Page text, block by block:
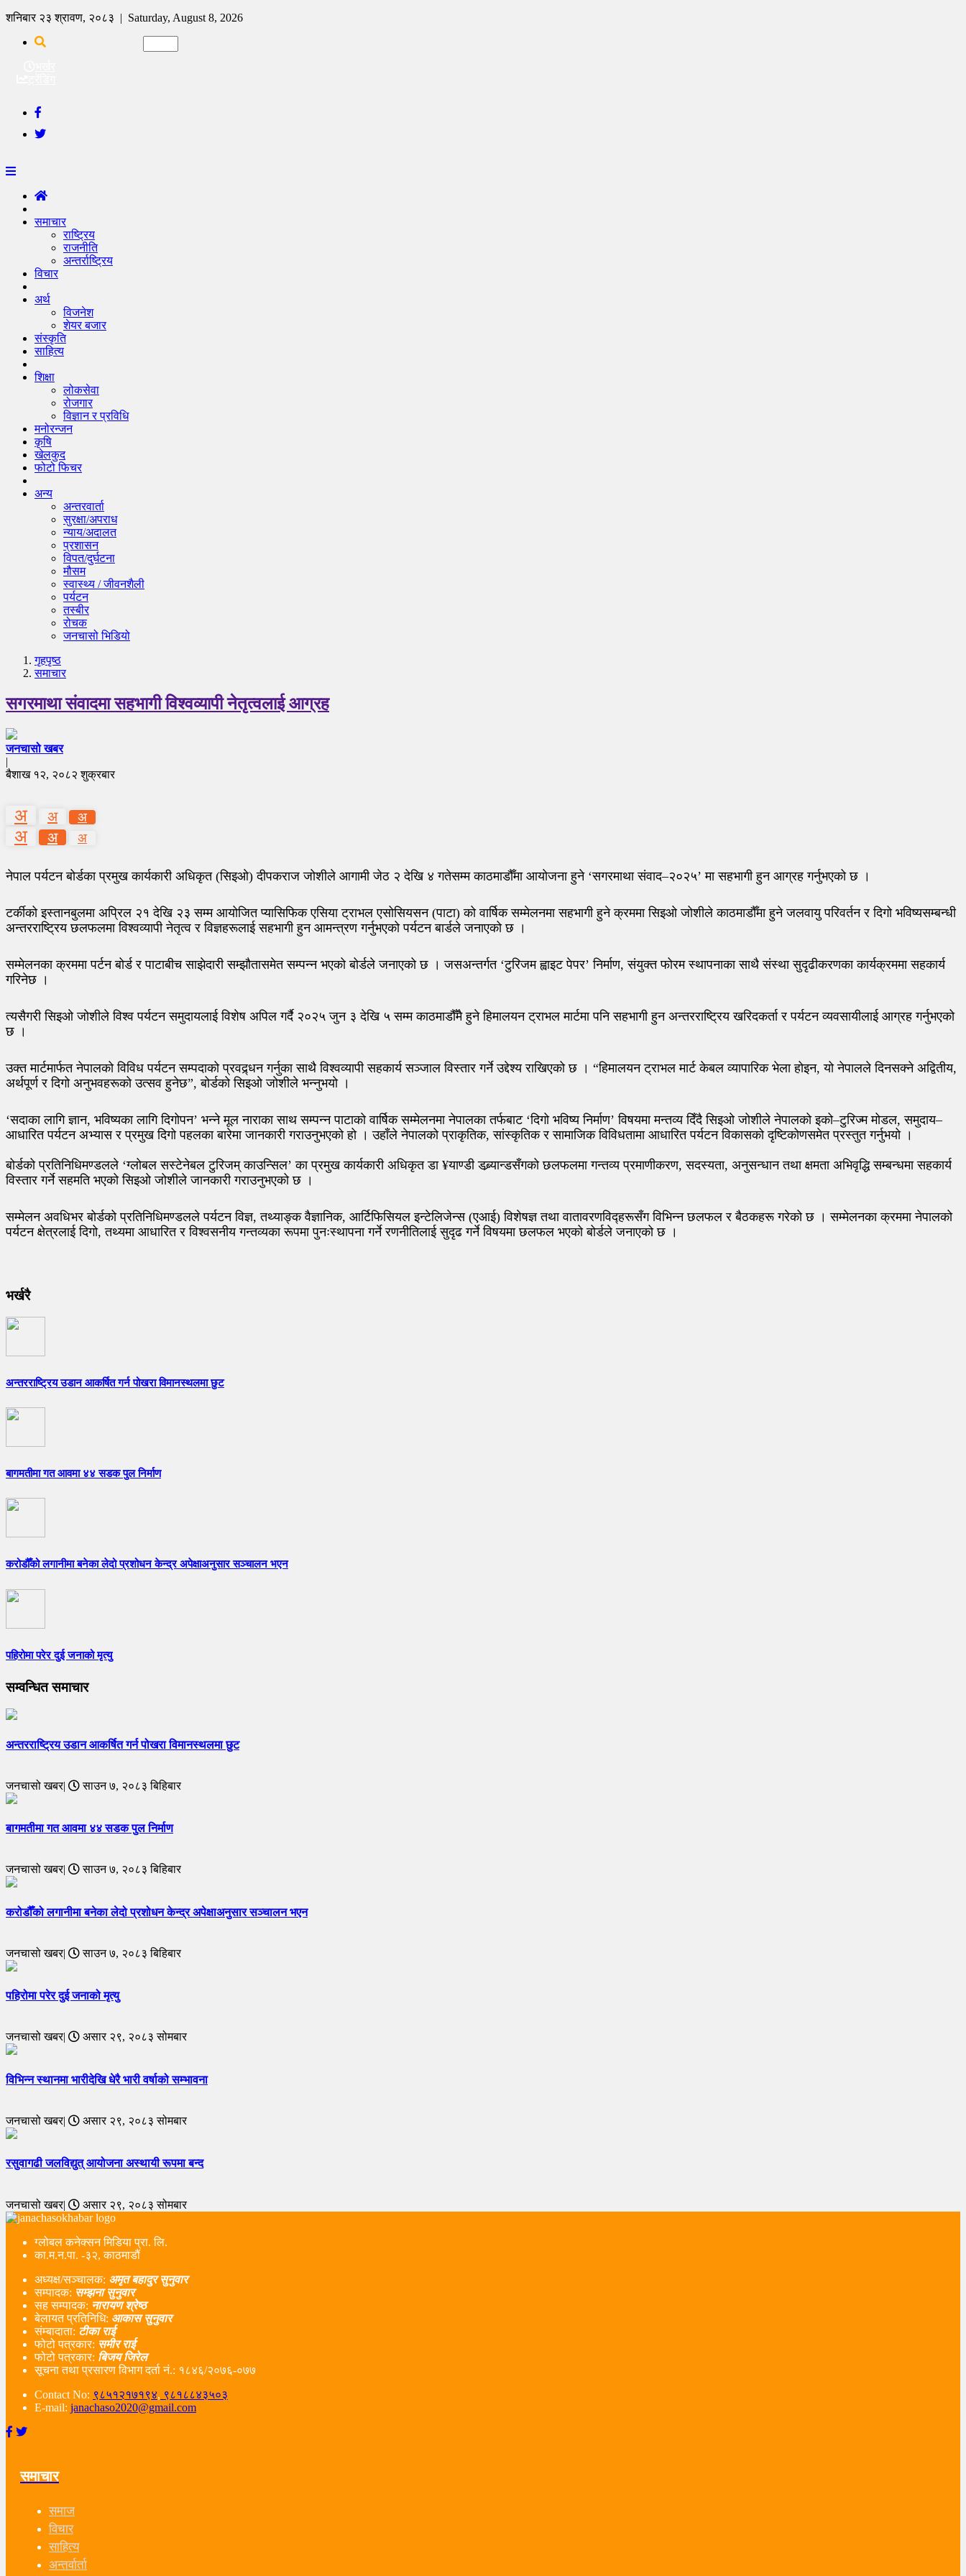
शनिबार २३ श्रावण, २०८३ | Saturday, August 8, 2026
समाचार
राष्ट्रिय
राजनीति
अन्तर्राष्ट्रिय
विचार
अर्थ
विजनेश
शेयर बजार
संस्कृति
साहित्य
शिक्षा
लोकसेवा
रोजगार
विज्ञान र प्रविधि
मनोरन्जन
कृषि
खेलकुद
फोटो फिचर
अन्य
अन्तरवार्ता
सुरक्षा/अपराध
न्याय/अदालत
प्रशासन
विपत/दुर्घटना
मौसम
स्वास्थ्य / जीवनशैली
पर्यटन
तस्बीर
रोचक
जनचासो भिडियो
गृहपृष्‍ठ
समाचार
सगरमाथा संवादमा सहभागी विश्वव्यापी नेतृत्वलाई आग्रह
जनचासो खबर
|
बैशाख १२, २०८२ शुक्रबार
अ अ अ
अ अ अ
नेपाल पर्यटन बोर्डका प्रमुख कार्यकारी अधिकृत (सिइओ) दीपकराज जोशीले आगामी जेठ २ देखि ४ गतेसम्म काठमाडौँमा आयोजना हुने ‘सगरमाथा संवाद–२०२५’ मा सहभागी हुन आग्रह गर्नुभएको छ ।
टर्कीको इस्तानबुलमा अप्रिल २१ देखि २३ सम्म आयोजित प्यासिफिक एसिया ट्राभल एसोसियसन (पाटा) को वार्षिक सम्मेलनमा सहभागी हुने क्रममा सिइओ जोशीले काठमाडौँमा हुने जलवायु परिवर्तन र दिगो भविष्यसम्बन्धी
अन्तरराष्ट्रिय छलफलमा विश्वव्यापी नेतृत्व र विज्ञहरूलाई सहभागी हुन आमन्त्रण गर्नुभएको पर्यटन बार्डले जनाएको छ ।
सम्मेलनका क्रममा पर्टन बोर्ड र पाटाबीच साझेदारी सम्झौतासमेत सम्पन्न भएको बोर्डले जनाएको छ । जसअन्तर्गत ‘टुरिजम ह्वाइट पेपर’ निर्माण, संयुक्त फोरम स्थापनाका साथै संस्था सुदृढीकरणका कार्यक्रममा सहकार्य
गरिनेछ ।
त्यसैगरी सिइओ जोशीले विश्व पर्यटन समुदायलाई विशेष अपिल गर्दै २०२५ जुन ३ देखि ५ सम्म काठमाडौँमै हुने हिमालयन ट्राभल मार्टमा पनि सहभागी हुन अन्तरराष्ट्रिय खरिदकर्ता र पर्यटन व्यवसायीलाई आग्रह गर्नुभएको
छ ।
उक्त मार्टमार्फत नेपालको विविध पर्यटन सम्पदाको प्रवद्र्धन गर्नुका साथै विश्वव्यापी सहकार्य सञ्जाल विस्तार गर्ने उद्देश्य राखिएको छ । “हिमालयन ट्राभल मार्ट केबल व्यापारिक भेला होइन, यो नेपालले दिनसक्ने अद्वितीय,
अर्थपूर्ण र दिगो अनुभवहरूको उत्सव हुनेछ”, बोर्डको सिइओ जोशीले भन्नुभयो ।
‘सदाका लागि ज्ञान, भविष्यका लागि दिगोपन’ भन्ने मूल नाराका साथ सम्पन्न पाटाको वार्षिक सम्मेलनमा नेपालका तर्फबाट ‘दिगो भविष्य निर्माण’ विषयमा मन्तव्य दिँदै सिइओ जोशीले नेपालको इको–टुरिज्म मोडल, समुदाय–
आधारित पर्यटन अभ्यास र प्रमुख दिगो पहलका बारेमा जानकारी गराउनुभएको हो । उहाँले नेपालको प्राकृतिक, सांस्कृतिक र सामाजिक विविधतामा आधारित पर्यटन विकासको दृष्टिकोणसमेत प्रस्तुत गर्नुभयो ।
बोर्डको प्रतिनिधिमण्डलले ‘ग्लोबल सस्टेनेबल टुरिजम् काउन्सिल’ का प्रमुख कार्यकारी अधिकृत डा ¥याण्डी डब्र्यान्डसँगको छलफलमा गन्तव्य प्रमाणीकरण, सदस्यता, अनुसन्धान तथा क्षमता अभिवृद्धि सम्बन्धमा सहकार्य
विस्तार गर्ने सहमति भएको सिइओ जोशीले जानकारी गराउनुभएको छ ।
सम्मेलन अवधिभर बोर्डको प्रतिनिधिमण्डलले पर्यटन विज्ञ, तथ्याङ्क वैज्ञानिक, आर्टिफिसियल इन्टेलिजेन्स (एआई) विशेषज्ञ तथा वातावरणविद्हरूसँग विभिन्न छलफल र बैठकहरू गरेको छ । सम्मेलनका क्रममा नेपालको
पर्यटन क्षेत्रलाई दिगो, तथ्यमा आधारित र विश्वसनीय गन्तव्यका रूपमा पुनःस्थापना गर्ने रणनीतिलाई सुदृढ गर्ने विषयमा छलफल भएको बोर्डले जनाएको छ ।
भर्खरै
अन्तरराष्ट्रिय उडान आकर्षित गर्न पोखरा विमानस्थलमा छुट
बागमतीमा गत आवमा ४४ सडक पुल निर्माण
करोडौँको लगानीमा बनेका लेदो प्रशोधन केन्द्र अपेक्षाअनुसार सञ्चालन भएन
पहिरोमा परेर दुई जनाको मृत्यु
सम्वन्धित समाचार
अन्तरराष्ट्रिय उडान आकर्षित गर्न पोखरा विमानस्थलमा छुट
जनचासो खबर| साउन ७, २०८३ बिहिबार
बागमतीमा गत आवमा ४४ सडक पुल निर्माण
जनचासो खबर| साउन ७, २०८३ बिहिबार
करोडौँको लगानीमा बनेका लेदो प्रशोधन केन्द्र अपेक्षाअनुसार सञ्चालन भएन
जनचासो खबर| साउन ७, २०८३ बिहिबार
पहिरोमा परेर दुई जनाको मृत्यु
जनचासो खबर| असार २९, २०८३ सोमबार
विभिन्न स्थानमा भारीदेखि धेरै भारी वर्षाको सम्भावना
जनचासो खबर| असार २९, २०८३ सोमबार
रसुवागढी जलविद्युत् आयोजना अस्थायी रूपमा बन्द
जनचासो खबर| असार २९, २०८३ सोमबार
ग्लोबल कनेक्सन मिडिया प्रा. लि.
का.म.न.पा. -३२, काठमाडौं
अध्यक्ष/सञ्चालक: अमृत बहादुर सुनुवार
सम्पादक: सम्झना सुनुवार
सह सम्पादक: नारायण श्रेष्ठ
बेलायत प्रतिनिधि: आकास सुनुवार
संम्बादाता: टीका राई
फोटो पत्रकार: समीर राई
फोटो पत्रकार: बिजय जिरेल
सूचना तथा प्रसारण विभाग दर्ता नं‌.: १८४६/२०७६-०७७
Contact No: ९८५१२१७१९४, ९८१८८४३५०३
E-mail: janachaso2020@gmail.com
समाचार
समाज
विचार
साहित्य
अन्तर्वार्ता